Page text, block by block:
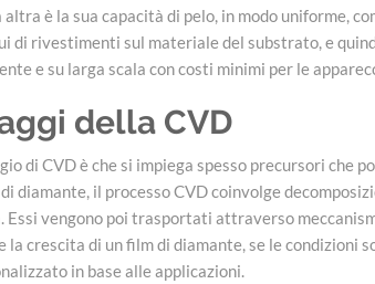
altra è la sua capacità di pelo, in modo uniforme,
di rivestimenti sul materiale del substrato, e
e su larga scala con costi minimi per le
della CVD
di CVD è che si impiega spesso precursori che
diamante, il processo CVD coinvolge
Essi vengono poi trasportati attraverso
la crescita di un film di diamante, se le
in base alle applicazioni.